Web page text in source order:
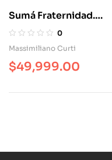
Sumá Fraternidad.
Claves Para Pensar,
Trabajar, Transformar
0
Massimiliano Curti
$49,999.00